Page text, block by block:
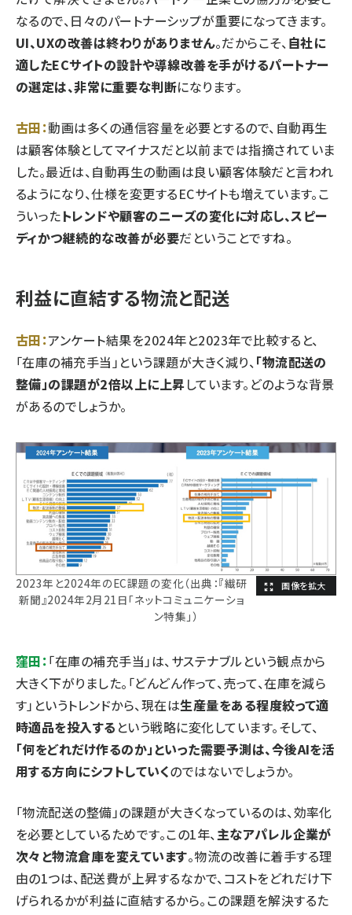
なるので、日々のパートナーシップが重要になってきます。
UI、UXの改善は終わりがありません。だからこそ、 自社に
適したECサイトの設計や導線改善を手がけるパートナー
の選定は、非常に重要な判断になります。
古田：動画は多くの通信容量を必要とするので、自動再生
は顧客体験としてマイナスだと以前までは指摘されていま
した。最近は、自動再生の動画は良い顧客体験だと言われ
るようになり、仕様を変更するECサイトも増えています。こ
ういったトレンドや顧客のニーズの変化に対応し、スピー
ディかつ継続的な改善が必要だということですね。
利益に直結する物流と配送
古田：アンケート結果を2024年と2023年で比較すると、
「在庫の補充手当」という課題が大きく減り、 「物流配送の
整備」の課題が2倍以上に上昇しています。どのような背景
があるのでしょうか。
2023年と2024年のEC課題の変化（出典：『繊研
新聞』2024年2月21日「ネットコミュニケーショ
ン特集」）
窪田：「在庫の補充手当」は、サステナブルという観点から
大きく下がりました。「どんどん作って、売って、在庫を減ら
す」というトレンドから、現在は生産量をある程度絞って適
時適品を投入する という戦略に変化しています。そして、
「何をどれだけ作るのか」といった需要予測は、今後AIを活
用する方向にシフトしていくのではないでしょうか。
「物流配送の整備」の課題が大きくなっているのは、効率化
を必要としているためです。この1年、主なアパレル企業が
次々と物流倉庫を変えています。物流の改善に着手する理
由の1つは、配送費が上昇するなかで、コストをどれだけ下
げられるかが利益に直結するから。この課題を解決するた